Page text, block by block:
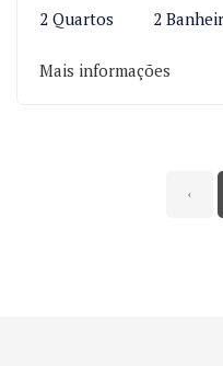
2 Quartos 2
Mais informações
‹